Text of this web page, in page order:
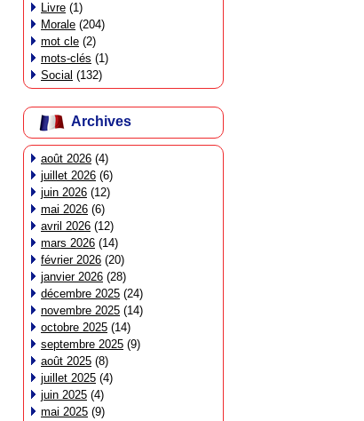
Livre (1)
Morale (204)
mot cle (2)
mots-clés (1)
Social (132)
Archives
août 2026 (4)
juillet 2026 (6)
juin 2026 (12)
mai 2026 (6)
avril 2026 (12)
mars 2026 (14)
février 2026 (20)
janvier 2026 (28)
décembre 2025 (24)
novembre 2025 (14)
octobre 2025 (14)
septembre 2025 (9)
août 2025 (8)
juillet 2025 (4)
juin 2025 (4)
mai 2025 (9)